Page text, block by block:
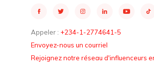
Appeler : +234-1-2774641-5
Envoyez-nous un courriel
Rejoignez notre réseau d'influenceurs